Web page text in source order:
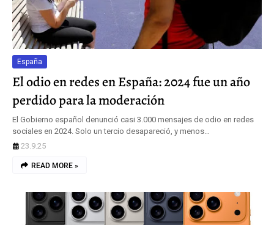
España
El odio en redes en España: 2024 fue un año
perdido para la moderación
El Gobierno español denunció casi 3.000 mensajes de odio en redes
sociales en 2024. Solo un tercio desapareció, y menos…
23.9.25
READ MORE »